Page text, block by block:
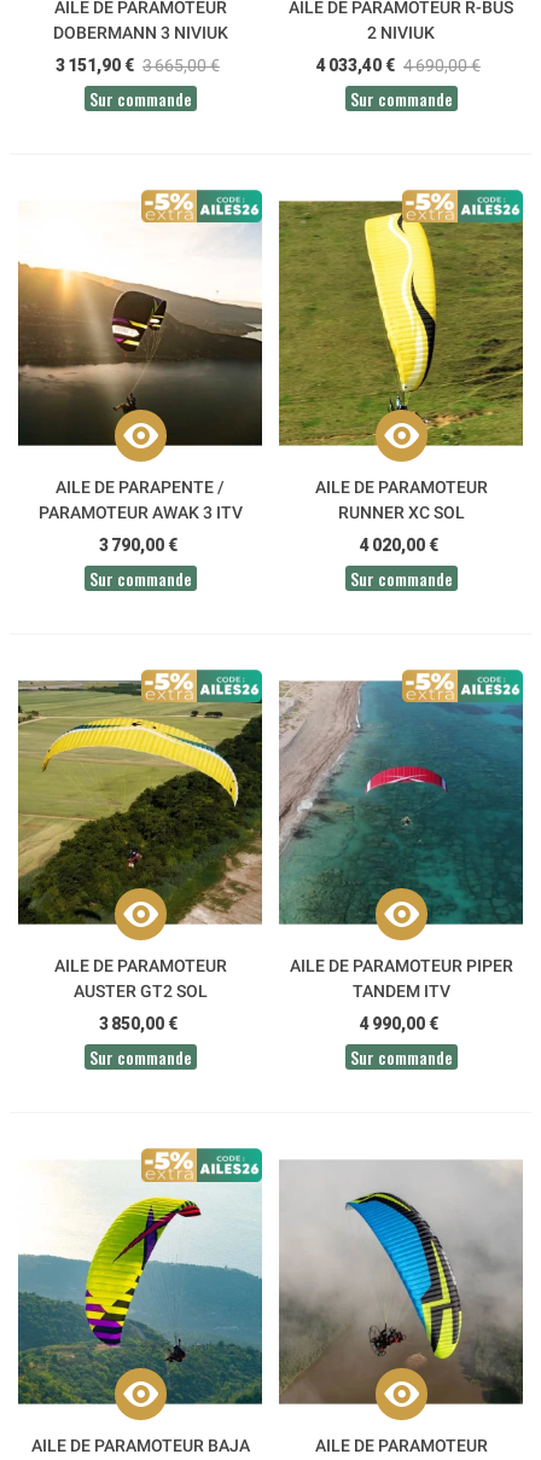
AILE DE PARAMOTEUR
DOBERMANN 3 NIVIUK
3 151,90 € 3 665,00 €
Sur commande
AILE DE PARAMOTEUR R-BUS
2 NIVIUK
4 033,40 € 4 690,00 €
Sur commande
AILE DE PARAPENTE /
PARAMOTEUR AWAK 3 ITV
3 790,00 €
Sur commande
AILE DE PARAMOTEUR
RUNNER XC SOL
4 020,00 €
Sur commande
AILE DE PARAMOTEUR
AUSTER GT2 SOL
3 850,00 €
Sur commande
AILE DE PARAMOTEUR PIPER
TANDEM ITV
4 990,00 €
Sur commande
AILE DE PARAMOTEUR BAJA
AILE DE PARAMOTEUR